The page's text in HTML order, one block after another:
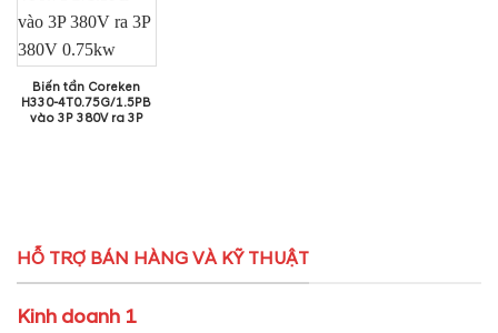
Biến tần Coreken
H330-4T0.75G/1.5PB
vào 3P 380V ra 3P
HỖ TRỢ BÁN HÀNG VÀ KỸ THUẬT
Kinh doanh 1